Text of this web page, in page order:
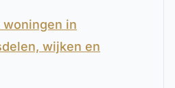
woningen in
wijken en